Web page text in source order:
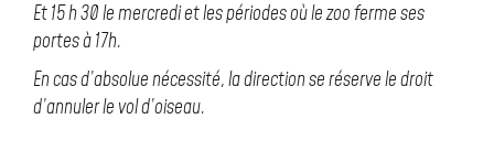
Et 15 h 30 le mercredi et les périodes où le zoo ferme ses
portes à 17h.
En cas d’absolue nécessité, la direction se réserve le droit
d’annuler le vol d’oiseau.